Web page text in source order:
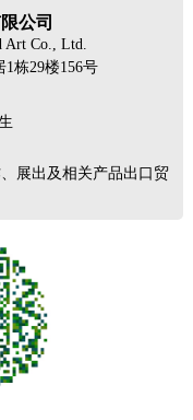
公司
Art Co., Ltd.
栋29楼156号
展出及相关产品出口贸